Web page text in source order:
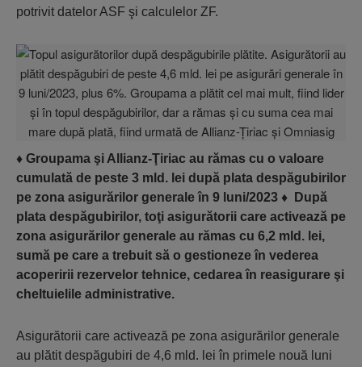
potrivit datelor ASF şi calculelor ZF.
♦ Groupama şi Allianz-Ţiriac au rămas cu o valoare
cumulată de peste 3 mld. lei după plata despăgubirilor
pe zona asigurărilor generale în 9 luni/2023 ♦
După
plata despăgubirilor, toţi asigurătorii care activează pe
zona asigurărilor generale au rămas cu 6,2 mld. lei,
sumă pe care a trebuit să o gestioneze în vederea
acoperirii rezervelor tehnice, cedarea în reasigurare şi
cheltuielile administrative.
Asigurătorii care activează pe zona asigurărilor generale
au plătit despăgubiri de 4,6 mld. lei în primele nouă luni